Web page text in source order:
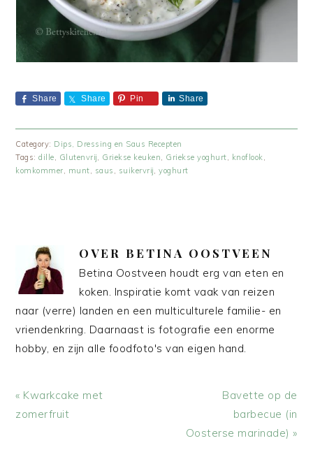
Share Share Pin Share
Category: Dips, Dressing en Saus Recepten
Tags:dille Glutenvrij Griekse keuken Griekse yoghurt knoflook
komkommer
munt saus suikervrij ,yoghurt
OVER BETINA OOSTVEEN
Betina Oostveen houdt erg van eten en
koken. Inspiratie komt vaak van reizen
naar (verre) landen en een multiculturele familie- en
vriendenkring. Daarnaast is fotografie een enorme
hobby, en zijn alle foodfoto's van eigen hand.
Vorig
bericht:
« Kwarkcake met
zomerfruit
Volgend
bericht:
Bavette op de
barbecue (in
Oosterse marinade) »